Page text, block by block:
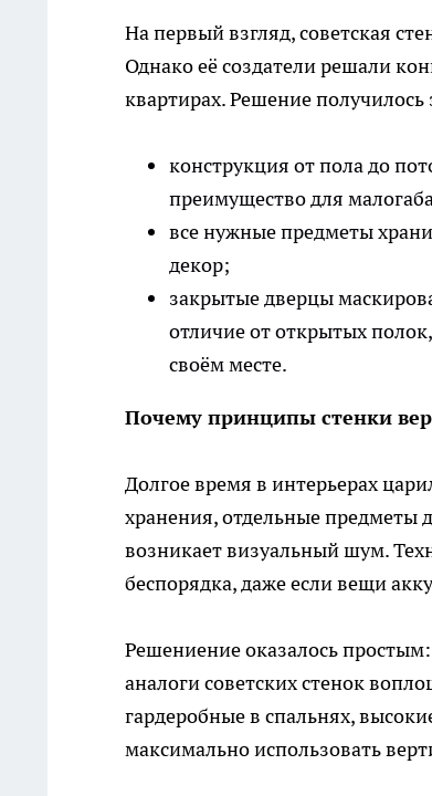
На первый взгляд, советская
Однако её создатели решали
квартирах. Решение
конструкция от пола до
преимущество для
все нужные предметы
декор;
закрытые дверцы
отличие от открытых
своём месте.
Почему принципы стенки
Долгое время в интерьерах
хранения, отдельные предметы
возникает визуальный шум.
беспорядка, даже если вещи
Решениение оказалось
аналоги советских стенок
гардеробные в спальнях,
максимально использовать